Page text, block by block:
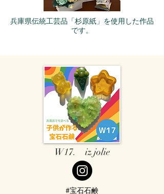
兵庫県伝統工芸品「杉原紙」を使用した作品
です。
W17. iz jolie
#宝石石鹸